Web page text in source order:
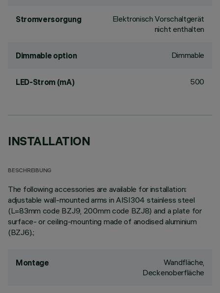
Stromversorgung
Elektronisch Vorschaltgerät
nicht enthalten
Dimmable option Dimmable
LED-Strom (mA) 500
INSTALLATION
BESCHREIBUNG
The following accessories are available for installation:
adjustable wall-mounted arms in AISI304 stainless steel
(L=83mm code BZJ9, 200mm code BZJ8) and a plate for
surface- or ceiling-mounting made of anodised aluminium
(BZJ6).;
Montage
Wandfläche,
Deckenoberfläche